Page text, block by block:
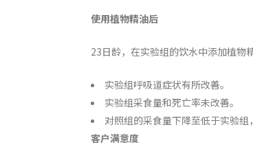
使用植物精油后
23日龄，在实验组的饮水中添加植物
实验组呼吸道症状有所改善。
实验组采食量和死亡率未改善。
对照组的采食量下降至低于实验组
客户满意度